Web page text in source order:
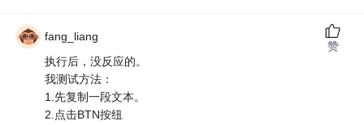
fang_liang
执行后，没反应的。
我测试方法：
1.先复制一段文本。
2.点击BTN按纽
赞